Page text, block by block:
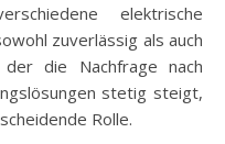
elektrische
zuverlässig als auch
die Nachfrage nach
stetig steigt,
Rolle.